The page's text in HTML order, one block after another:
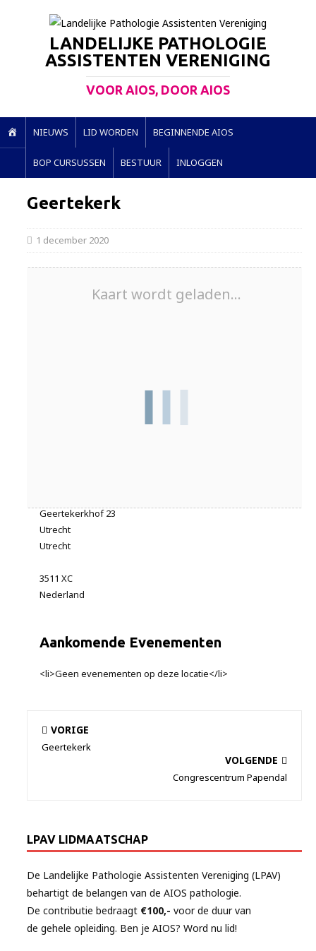
LANDELIJKE PATHOLOGIE
ASSISTENTEN VERENIGING
VOOR AIOS, DOOR AIOS
O
E
NIEUWS LID WORDEN BEGINNENDE AIOS
BOP CURSUSSEN BESTUUR INLOGGEN
Geertekerk
1 december 2020
Kaart wordt geladen...
Geertekerkhof 23
Utrecht
Utrecht
3511 XC
Nederland
Aankomende Evenementen
<li>Geen evenementen op deze locatie</li>
VORIGE
Geertekerk
VOLGENDE
Congrescentrum Papendal
LPAV LIDMAATSCHAP
De Landelijke Pathologie Assistenten Vereniging (LPAV)
behartigt de belangen van de AIOS pathologie.
De contributie bedraagt €100,- voor de duur van
de gehele opleiding. Ben je AIOS? Word nu lid!